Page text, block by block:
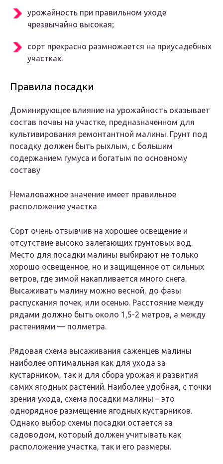
урожайность при правильном уходе
чрезвычайно высокая;
сорт прекрасно размножается на приусадебных
участках.
Правила посадки
Доминирующее влияние на урожайность оказывает
состав почвы на участке, предназначенном для
культивирования ремонтантной малины. Грунт под
посадку должен быть рыхлым, с большим
содержанием гумуса и богатым по основному
составу
Немаловажное значение имеет правильное
расположение участка
Сорт очень отзывчив на хорошее освещение и
отсутствие высоко залегающих грунтовых вод.
Место для посадки малины выбирают не только
хорошо освещенное, но и защищенное от сильных
ветров, где зимой накапливается много снега.
Высаживать малину можно весной, до фазы
распускания почек, или осенью. Расстояние между
рядами должно быть около 1,5-2 метров, а между
растениями — полметра.
Рядовая схема высаживания саженцев малины
наиболее оптимальная как для ухода за
кустарником, так и для сбора урожая и развития
самих ягодных растений. Наиболее удобная, с точки
зрения ухода, схема посадки малины – это
однорядное размещение ягодных кустарников.
Однако выбор схемы посадки остается за
садоводом, который должен учитывать как
расположение участка, так и его размеры.